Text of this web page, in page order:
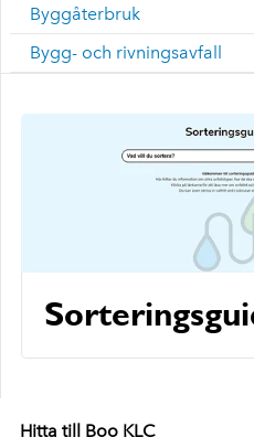
Byggåterbruk
Bygg- och rivningsavfall
Hitta till Boo KLC